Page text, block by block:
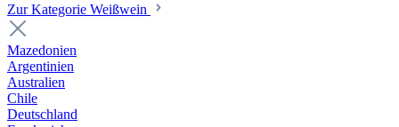
Zur Kategorie Weißwein
Mazedonien
Argentinien
Australien
Chile
Deutschland